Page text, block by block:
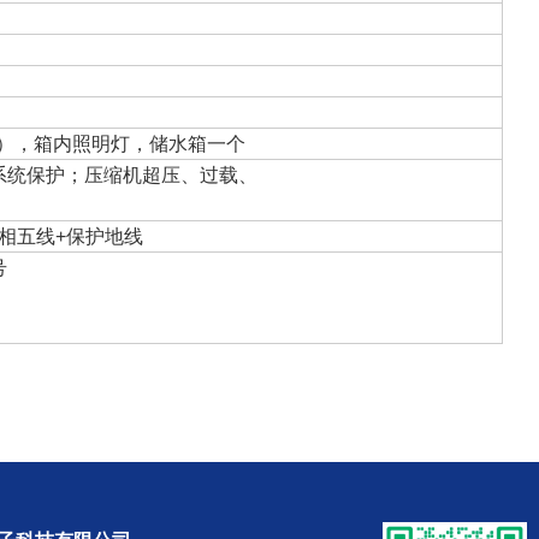
，箱内照明灯，储水箱一个
保护；压缩机超压、过载、
五线+保护地线